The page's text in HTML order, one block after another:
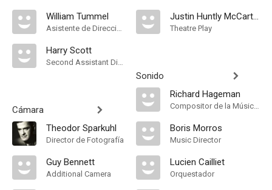
William Tummel
Asistente de Dirección
Harry Scott
Second Assistant Director
Cámara
Theodor Sparkuhl
Director de Fotografía
Guy Bennett
Additional Camera
Justin Huntly McCarthy
Theatre Play
Sonido
Richard Hageman
Compositor de la Música Original
Boris Morros
Music Director
Lucien Cailliet
Orquestador